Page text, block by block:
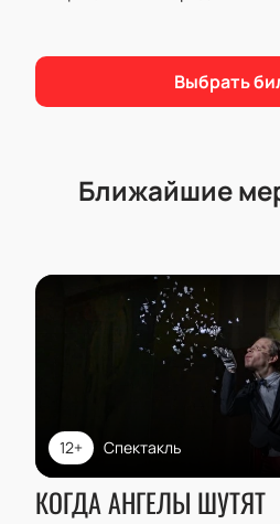
Выбрать
Ближайшие
Спектакль
12+
КОГДА АНГЕЛЫ ШУТЯТ